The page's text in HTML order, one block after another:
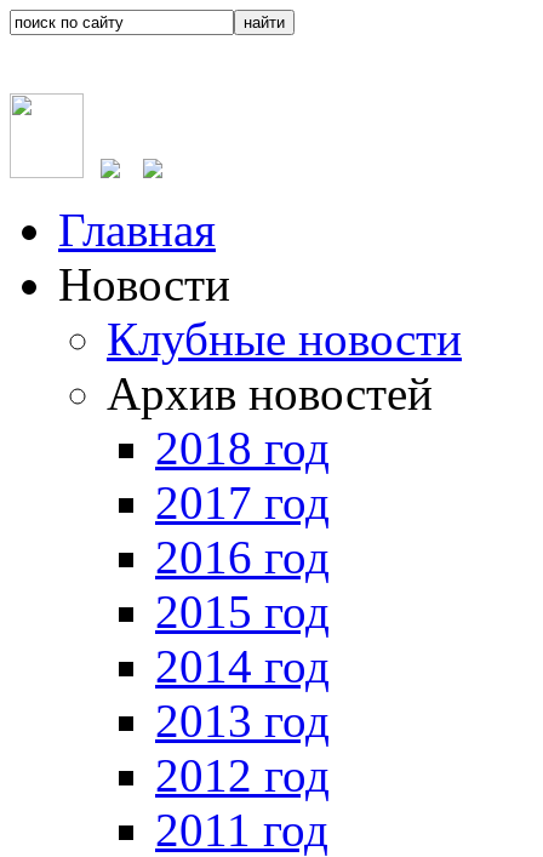
Главная
Новости
Клубные новости
Архив новостей
2018 год
2017 год
2016 год
2015 год
2014 год
2013 год
2012 год
2011 год